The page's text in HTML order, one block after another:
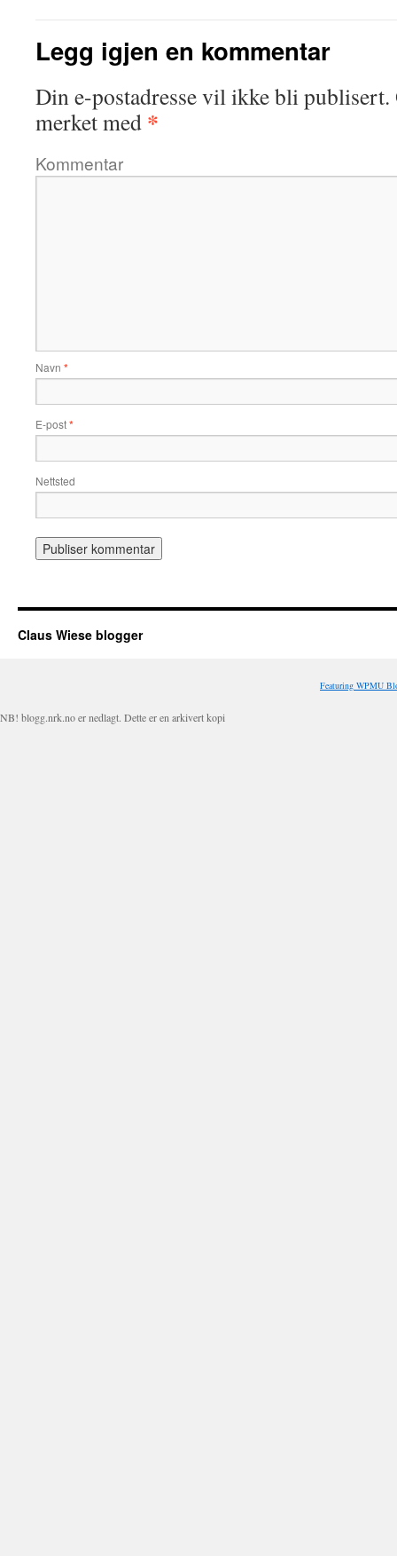
Legg igjen en kommentar
Din e-postadresse vil ikke bli publisert.
merket med *
Kommentar
Navn *
E-post*
Nettsted
Claus Wiese blogger
Featuring WPMU
NB! blogg.nrk.no er nedlagt. Dette er en arkivert kopi